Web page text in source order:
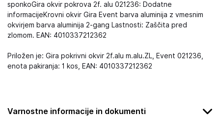
sponkoGira okvir pokrova 2f. alu 021236: Dodatne
informacijeKrovni okvir Gira Event barva aluminija z vmesnim
okvirjem barva aluminija 2-gang Lastnosti: Zaščita pred
zlomom. EAN: 4010337212362
Priložen je: Gira pokrivni okvir 2f.alu m.alu.ZL, Event 021236,
enota pakiranja: 1 kos, EAN: 4010337212362
Varnostne informacije in dokumenti